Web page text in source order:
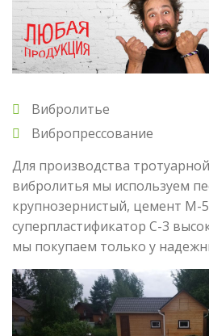
Вибролитье
Вибропрессование
Для производства
вибролитья мы используем
крупнозернистый, цемент М-
суперпластификатор С-3
мы покупаем только у